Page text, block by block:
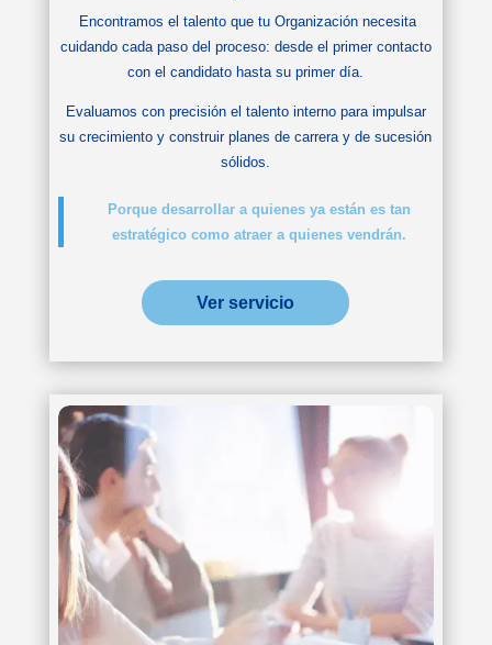
Encontramos el talento que tu Organización necesita
cuidando cada paso del proceso: desde el primer contacto
con el candidato hasta su primer día.
Evaluamos con precisión el talento interno para impulsar
su crecimiento y construir planes de carrera y de sucesión
sólidos.
Porque desarrollar a quienes ya están es tan
estratégico como atraer a quienes vendrán.
Ver servicio